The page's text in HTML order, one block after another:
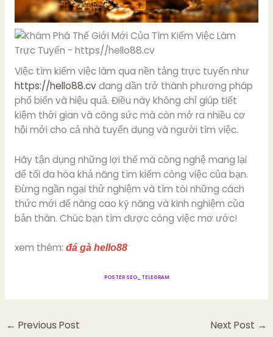
Việc tìm kiếm việc làm qua nền tảng trực tuyến như
https://hello88.cvđang dần trở thành phương pháp
phổ biến và hiệu quả. Điều này không chỉ giúp tiết
kiệm thời gian và công sức mà còn mở ra nhiều cơ
hội mới cho cả nhà tuyển dụng và người tìm việc.
Hãy tận dụng những lợi thế mà công nghệ mang lại
để tối đa hóa khả năng tìm kiếm công việc của bạn.
Đừng ngần ngại thử nghiệm và tìm tòi những cách
thức mới để nâng cao kỹ năng và kinh nghiệm của
bản thân. Chúc bạn tìm được công việc mơ ước!
xem thêm: đá gà hello88
POSTER SEO_TELEGRAM
← Previous Post Next Post →